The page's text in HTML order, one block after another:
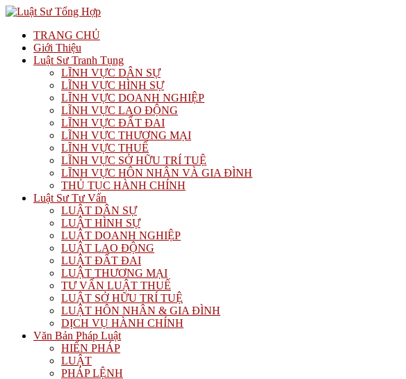
TRANG CHỦ
Giới Thiệu
Luật Sư Tranh Tụng
LĨNH VỰC DÂN SỰ
LĨNH VỰC HÌNH SỰ
LĨNH VỰC DOANH NGHIỆP
LĨNH VỰC LAO ĐỘNG
LĨNH VỰC ĐẤT ĐAI
LĨNH VỰC THƯƠNG MẠI
LĨNH VỰC THUẾ
LĨNH VỰC SỞ HỮU TRÍ TUỆ
LĨNH VỰC HÔN NHÂN VÀ GIA ĐÌNH
THỦ TỤC HÀNH CHÍNH
Luật Sư Tư Vấn
LUẬT DÂN SỰ
LUẬT HÌNH SỰ
LUẬT DOANH NGHIỆP
LUẬT LAO ĐỘNG
LUẬT ĐẤT ĐAI
LUẬT THƯƠNG MẠI
TƯ VẤN LUẬT THUẾ
LUẬT SỞ HỮU TRÍ TUỆ
LUẬT HÔN NHÂN & GIA ĐÌNH
DỊCH VỤ HÀNH CHÍNH
Văn Bản Pháp Luật
HIẾN PHÁP
LUẬT
PHÁP LỆNH